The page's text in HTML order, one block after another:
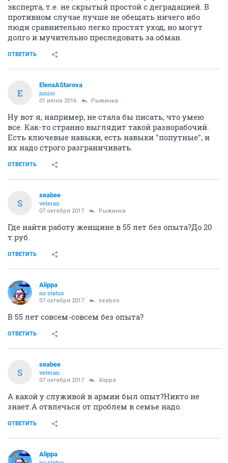
Да, на НН можно настроить список откликов так, что
сразу видны важные моменты - образование, места
работы, должности, период работы, знание языка и
тд. Когда откликов много, или требования очень
жесткие, то сначала быстро просматриваются все
подробнее (и кандидат видит, что его резюме
просматривали).
trulala
member
предыдущей и с зарплатой меньше, чем была на
последнем рабочем месте.
Вопрос - как лучше объяснять потенциальным
работодателям, почему я "хочу" у них работать, если
из опыта работы видно, что я теряю и в должности и
в зарплате, так, чтобы это не выглядело "криком
отчаяния" и в тоже время, чтобы они не подумали,
ОТВЕТИТЬ
no status
точки совпадения. Например, занимается контора
продвижением на рынок лаптей, а у вас хобби
лозоплетение. Вот и встретились 2 одиночества и фиг
с ним на деньги и карьеру. Ну а обещать, что не уйду
если найти лучше иожно только в том случае если
действительно достаточно этого нового
уменьшенного дохода, а работа не угробит как
противном случае лучше не обещать ничего ибо